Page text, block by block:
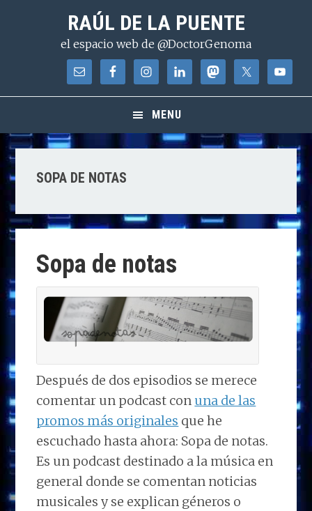
contenido
RAÚL DE LA PUENTE
el espacio web de @DoctorGenoma
MENU
SOPA DE NOTAS
Sopa de notas
Después de dos episodios se merece
comentar un podcast con una de las
promos más originales que he
escuchado hasta ahora: Sopa de notas.
Es un podcast destinado a la música en
general donde se comentan noticias
musicales y se explican géneros o